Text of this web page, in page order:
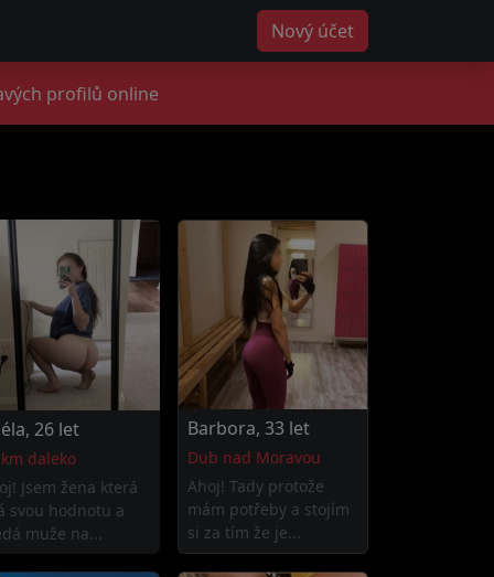
Nový účet
profilů online
26 let
daleko
Jsem žena která
svou hodnotu a
muže na...
Barbora, 33 let
Dub nad Moravou
Ahoj! Tady protože
mám potřeby a stojím
si za tím že je...